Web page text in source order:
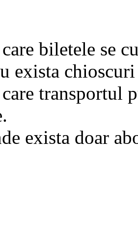
biletele se
exista
transportul
exista doar